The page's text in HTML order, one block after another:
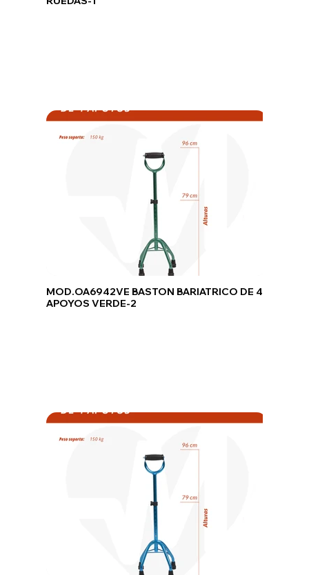
MOD.OA6942VE BASTON BARIATRICO DE 4
APOYOS VERDE-2